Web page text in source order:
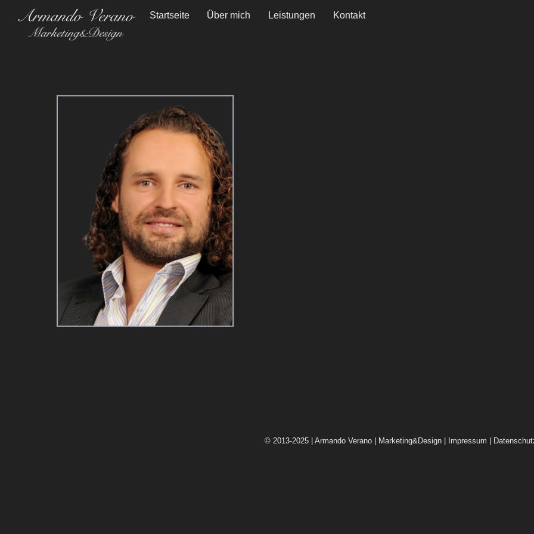
content
Startseite Über mich Leistungen Kontakt
© 2013-2025 | Armando Verano | Marketing&Design | Impressum